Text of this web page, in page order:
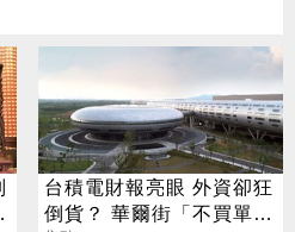
台積電財報亮眼 外資卻狂
倒貨？ 華爾街「不買單」